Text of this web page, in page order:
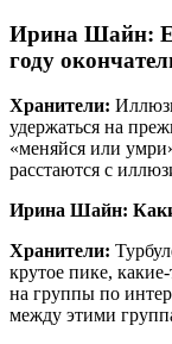
Ирина Шайн:
году
Хранители:
удержаться на
«меняйся или
расстаются с
Ирина Шайн:
Хранители:
крутое пике,
на группы по
между этими